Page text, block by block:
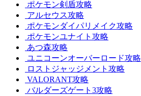
ポケモン剣盾攻略
アルセウス攻略
ポケモンダイパリメイク攻略
ポケモンユナイト攻略
あつ森攻略
ユニコーンオーバーロード攻略
ロストジャッジメント攻略
VALORANT攻略
バルダーズゲート3攻略